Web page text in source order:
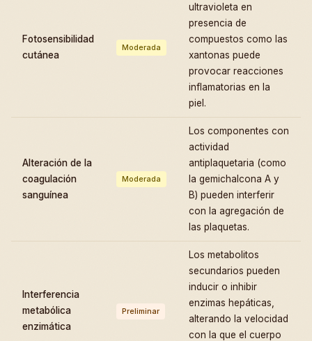
Fotosensibilidad
cutánea
Moderada
ultravioleta en
presencia de
compuestos como las
xantonas puede
provocar reacciones
inflamatorias en la
piel.
Alteración de la
coagulación
sanguínea
Moderada
Los componentes con
actividad
antiplaquetaria (como
la gemichalcona A y
B) pueden interferir
con la agregación de
las plaquetas.
Interferencia
metabólica
enzimática
Preliminar
Los metabolitos
secundarios pueden
inducir o inhibir
enzimas hepáticas,
alterando la velocidad
con la que el cuerpo